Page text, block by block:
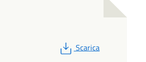
PDF
Scarica